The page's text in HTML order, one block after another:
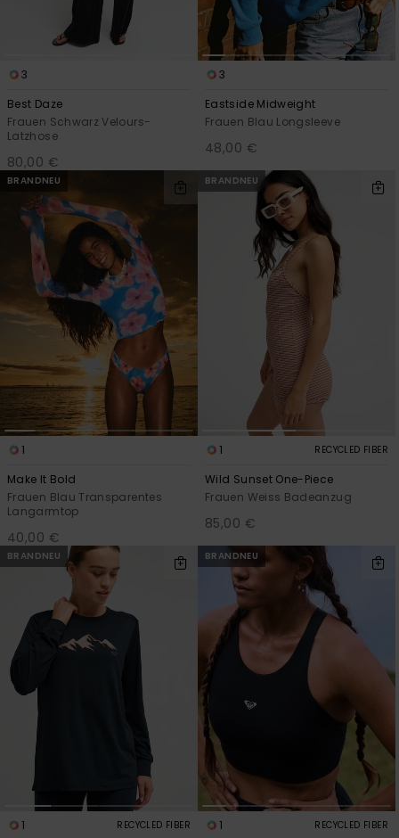
3
Best Daze
Frauen Schwarz Velours-
Latzhose
80,00 €
3
Eastside Midweight
Frauen Blau Longsleeve
48,00 €
BRANDNEU
1
Make It Bold
Frauen Blau Transparentes
Langarmtop
40,00 €
BRANDNEU
1 RECYCLED FIBER
Wild Sunset One-Piece
Frauen Weiss Badeanzug
85,00 €
BRANDNEU
1 RECYCLED FIBER
BRANDNEU
1 RECYCLED FIBER